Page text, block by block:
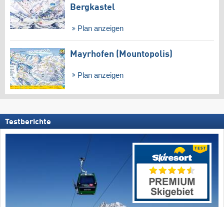
Bergkastel
Plan anzeigen
Mayrhofen (Mountopolis)
Plan anzeigen
Testberichte